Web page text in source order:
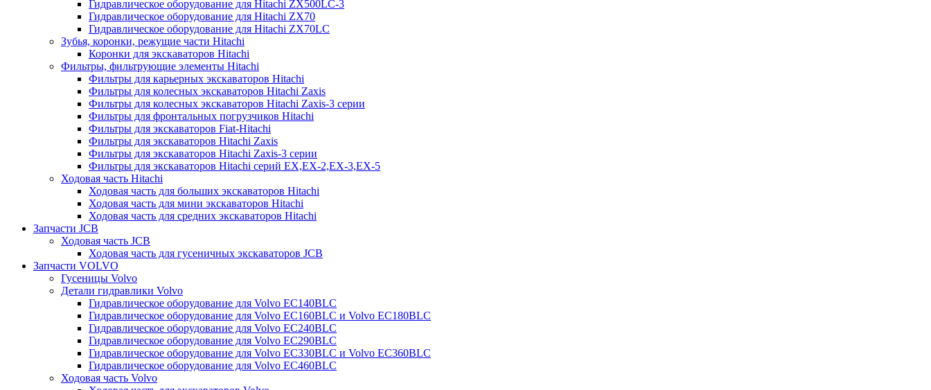
Гидравлическое оборудование для Hitachi ZX500LC-3
Гидравлическое оборудование для Hitachi ZX70
Гидравлическое оборудование для Hitachi ZX70LC
Зубья, коронки, режущие части Hitachi
Коронки для экскаваторов Hitachi
Фильтры, фильтрующие элементы Hitachi
Фильтры для карьерных экскаваторов Hitachi
Фильтры для колесных экскаваторов Hitachi Zaxis
Фильтры для колесных экскаваторов Hitachi Zaxis-3 серии
Фильтры для фронтальных погрузчиков Hitachi
Фильтры для экскаваторов Fiat-Hitachi
Фильтры для экскаваторов Hitachi Zaxis
Фильтры для экскаваторов Hitachi Zaxis-3 серии
Фильтры для экскаваторов Hitachi серий EX,EX-2,EX-3,EX-5
Ходовая часть Hitachi
Ходовая часть для больших экскаваторов Hitachi
Ходовая часть для мини экскаваторов Hitachi
Ходовая часть для средних экскаваторов Hitachi
Запчасти JCB
Ходовая часть JCB
Ходовая часть для гусеничных экскаваторов JCB
Запчасти VOLVO
Гусеницы Volvo
Детали гидравлики Volvo
Гидравлическое оборудование для Volvo EC140BLC
Гидравлическое оборудование для Volvo EC160BLC и Volvo EC180BLC
Гидравлическое оборудование для Volvo EC240BLC
Гидравлическое оборудование для Volvo EC290BLC
Гидравлическое оборудование для Volvo EC330BLC и Volvo EC360BLC
Гидравлическое оборудование для Volvo EC460BLC
Ходовая часть Volvo